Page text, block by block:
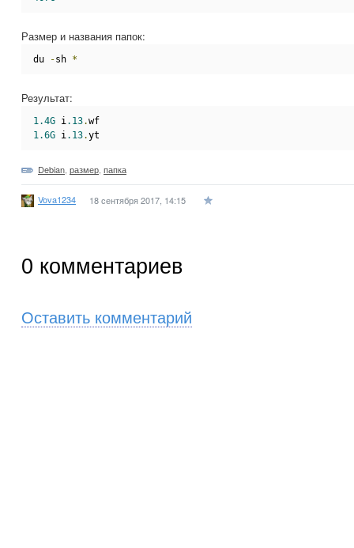
Размер и названия папок:
du -sh *
Результат:
1.4G i.13.wf
1.6G i.13.yt
Debian размер папка
Vova1234 18 сентября 2017, 14:15
0 комментариев
Оставить комментарий